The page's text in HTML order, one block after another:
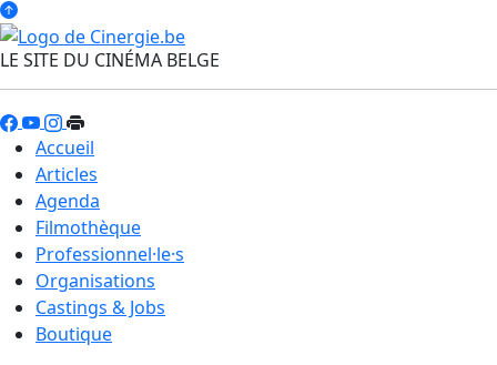
LE SITE DU CINÉMA BELGE
Accueil
Articles
Agenda
Filmothèque
Professionnel·le·s
Organisations
Castings & Jobs
Boutique